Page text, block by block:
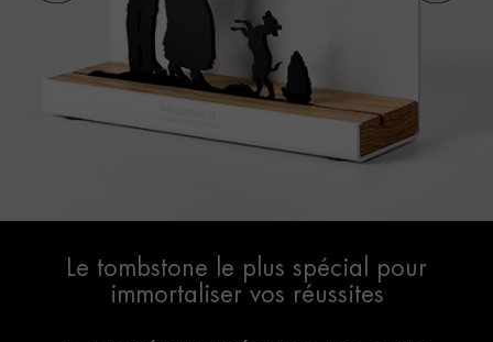
Le tombstone le plus spécial pour
immortaliser vos réussites